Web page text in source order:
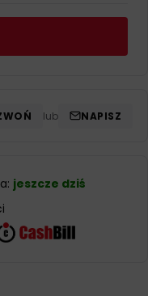
lub NAPISZ
jeszcze dziś